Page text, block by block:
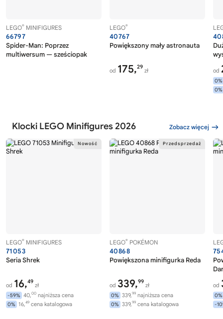
LEGO® MINIFIGURES
66797
Spider-Man: Poprzez
multiwersum — sześciopak
LEGO®
40767
Powiększony mały astronauta
od 175,29
zł od
0%
0%
Klocki LEGO Minifigures 2026 Zobacz więcej
LEGO® MINIFIGURES
71053
Seria Shrek
od 16,49
zł
-59% 40,00 najniższa cena
0% 16,49 cena katalogowa
LEGO® POKÉMON
40868
Powiększona minifigurka Reda
od 339,99
zł
0% 339,99 najniższa cena
0% 339,99 cena katalogowa
od
0%
-